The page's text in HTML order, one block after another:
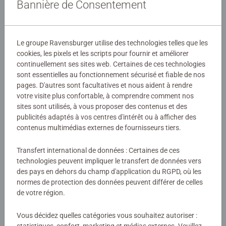
comme par magie ! Ce produit est composé de matériaux
(FSC-C111262).
Lecteur tiptoi® non inclus. Vendu séparément.
Rédiger une évaluation
Consignes d'évaluation
Télécharger
Bannière de Consentement
Le groupe Ravensburger utilise des technologies telles que les
cookies, les pixels et les scripts pour fournir et améliorer
continuellement ses sites web. Certaines de ces technologies
sont essentielles au fonctionnement sécurisé et fiable de nos
pages. D'autres sont facultatives et nous aident à rendre
votre visite plus confortable, à comprendre comment nos
sites sont utilisés, à vous proposer des contenus et des
publicités adaptés à vos centres d'intérêt ou à afficher des
contenus multimédias externes de fournisseurs tiers.
Transfert international de données : Certaines de ces
technologies peuvent impliquer le transfert de données vers
des pays en dehors du champ d'application du RGPD, où les
normes de protection des données peuvent différer de celles
de votre région.
Vous décidez quelles catégories vous souhaitez autoriser :